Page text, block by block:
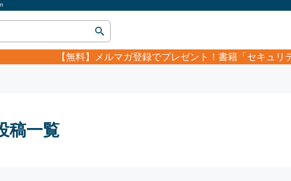
【無料】 メルマガ登録でプレゼント！書籍「セキュリ
稿一覧